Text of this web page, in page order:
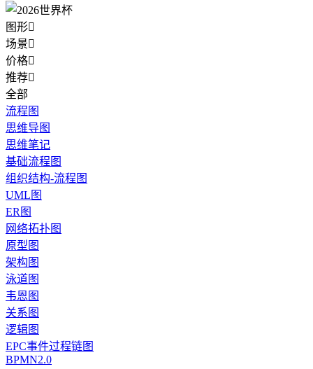
图形
场景
价格
推荐
全部
流程图
思维导图
思维笔记
基础流程图
组织结构-流程图
UML图
ER图
网络拓扑图
原型图
架构图
泳道图
韦恩图
关系图
逻辑图
EPC事件过程链图
BPMN2.0